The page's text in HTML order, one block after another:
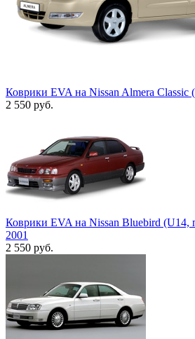
Коврики EVA на Nissan Almera Classic
2 550 руб.
Коврики EVA на Nissan Bluebird (U14,
2001
2 550 руб.